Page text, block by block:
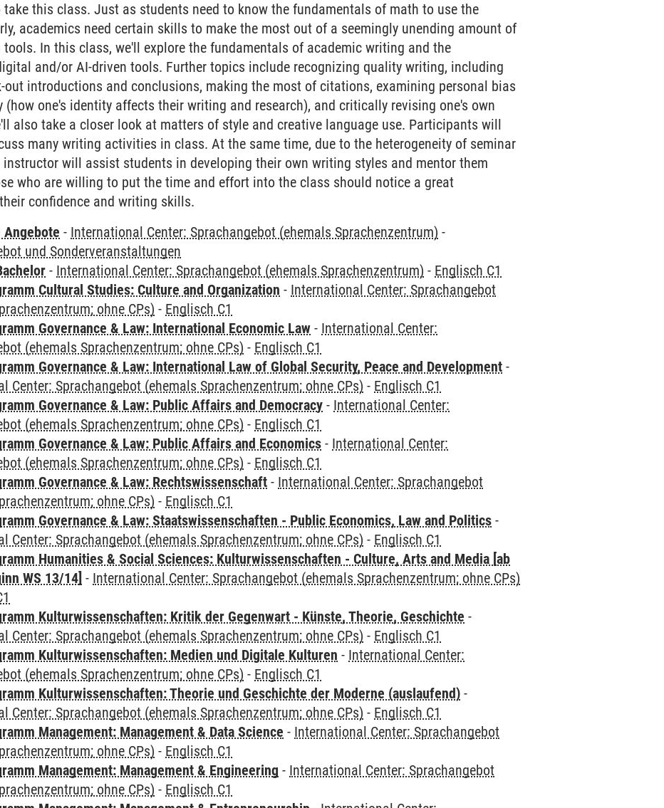
take this class. Just as students need to know the fundamentals of math to use the
academics need certain skills to make the most out of a seemingly unending amount of
In this class, we'll explore the fundamentals of academic writing and the
and/or AI-driven tools. Further topics include recognizing quality writing, including
out introductions and conclusions, making the most of citations, examining personal bias
one's identity affects their writing and research), and critically revising one's own
also take a closer look at matters of style and creative language use. Participants will
many writing activities in class. At the same time, due to the heterogeneity of seminar
will assist students in developing their own writing styles and mentor them
who are willing to put the time and effort into the class should notice a great
confidence and writing skills.
- International Center: Sprachangebot (ehemals Sprachenzentrum) -
und Sonderveranstaltungen
- International Center: Sprachangebot (ehemals Sprachenzentrum) - Englisch C1
Cultural Studies: Culture and Organization - International Center: Sprachangebot
ohne CPs) - Englisch C1
Governance & Law: International Economic Law - International Center:
(ehemals Sprachenzentrum; ohne CPs) - Englisch C1
Governance & Law: International Law of Global Security, Peace and Development -
Center: Sprachangebot (ehemals Sprachenzentrum; ohne CPs) - Englisch C1
Governance & Law: Public Affairs and Democracy - International Center:
(ehemals Sprachenzentrum; ohne CPs) - Englisch C1
Governance & Law: Public Affairs and Economics - International Center:
(ehemals Sprachenzentrum; ohne CPs) - Englisch C1
Governance & Law: Rechtswissenschaft - International Center: Sprachangebot
ohne CPs) - Englisch C1
Governance & Law: Staatswissenschaften - Public Economics, Law and Politics -
Center: Sprachangebot (ehemals Sprachenzentrum; ohne CPs) - Englisch C1
Humanities & Social Sciences: Kulturwissenschaften - Culture, Arts and Media [ab
WS 13/14] - International Center: Sprachangebot (ehemals Sprachenzentrum; ohne CPs)
Kulturwissenschaften: Kritik der Gegenwart - Künste, Theorie, Geschichte -
Center: Sprachangebot (ehemals Sprachenzentrum; ohne CPs) - Englisch C1
Kulturwissenschaften: Medien und Digitale Kulturen - International Center:
(ehemals Sprachenzentrum; ohne CPs) - Englisch C1
Kulturwissenschaften: Theorie und Geschichte der Moderne (auslaufend) -
Center: Sprachangebot (ehemals Sprachenzentrum; ohne CPs) - Englisch C1
Management: Management & Data Science - International Center: Sprachangebot
ohne CPs) - Englisch C1
Management: Management & Engineering - International Center: Sprachangebot
ohne CPs) - Englisch C1